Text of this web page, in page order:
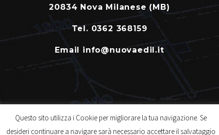
20834 Nova Milanese (MB)
Tel. 0362 368159
Email info@nuovaedil.it
© 2019 Nuova Edil Costruzioni s.r.l. – P.Iva: 00793700964 –
Creato da
Foniagroup
Questo sito utilizza i Cookie per migliorare la tua navigazione. Se
desideri continuare a navigare sarà necessario accettare il salvataggio